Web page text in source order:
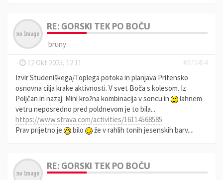
RE: GORSKI TEK PO BOČU
bruny
-
12 Okt 2025, 12:11
#373454
Izvir Studeniškega/Toplega potoka in planjava Pritensko
osnovna cilja krake aktivnosti. V svet Boča s kolesom. Iz
Poljčan in nazaj. Mini krožna kombinacija v soncu in
lahnem
vetru neposredno pred poldnevom je to bila...
https://www.strava.com/activities/16114568585
Prav prijetno je
bilo že v rahlih tonih jesenskih barv....
RE: GORSKI TEK PO BOČU